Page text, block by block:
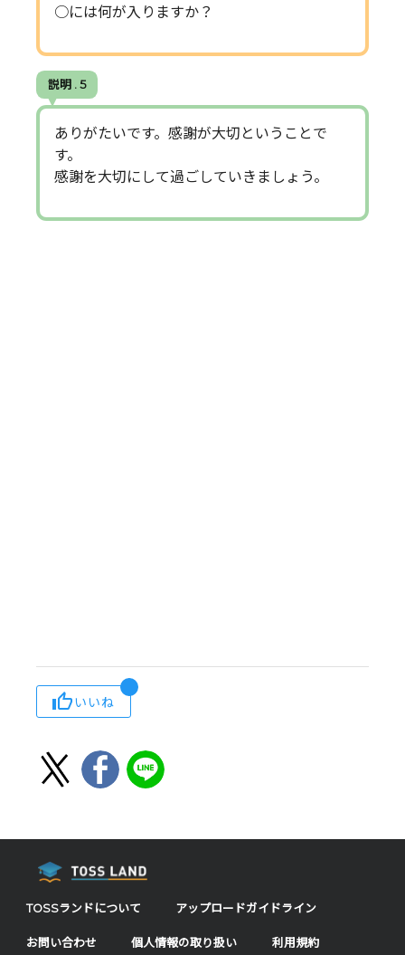
○には何が入りますか？
説明 . 5
ありがたいです。感謝が大切ということで
す。
感謝を大切にして過ごしていきましょう。
いいね
TOSSランドについて アップロードガイドライン
お問い合わせ 個人情報の取り扱い 利用規約